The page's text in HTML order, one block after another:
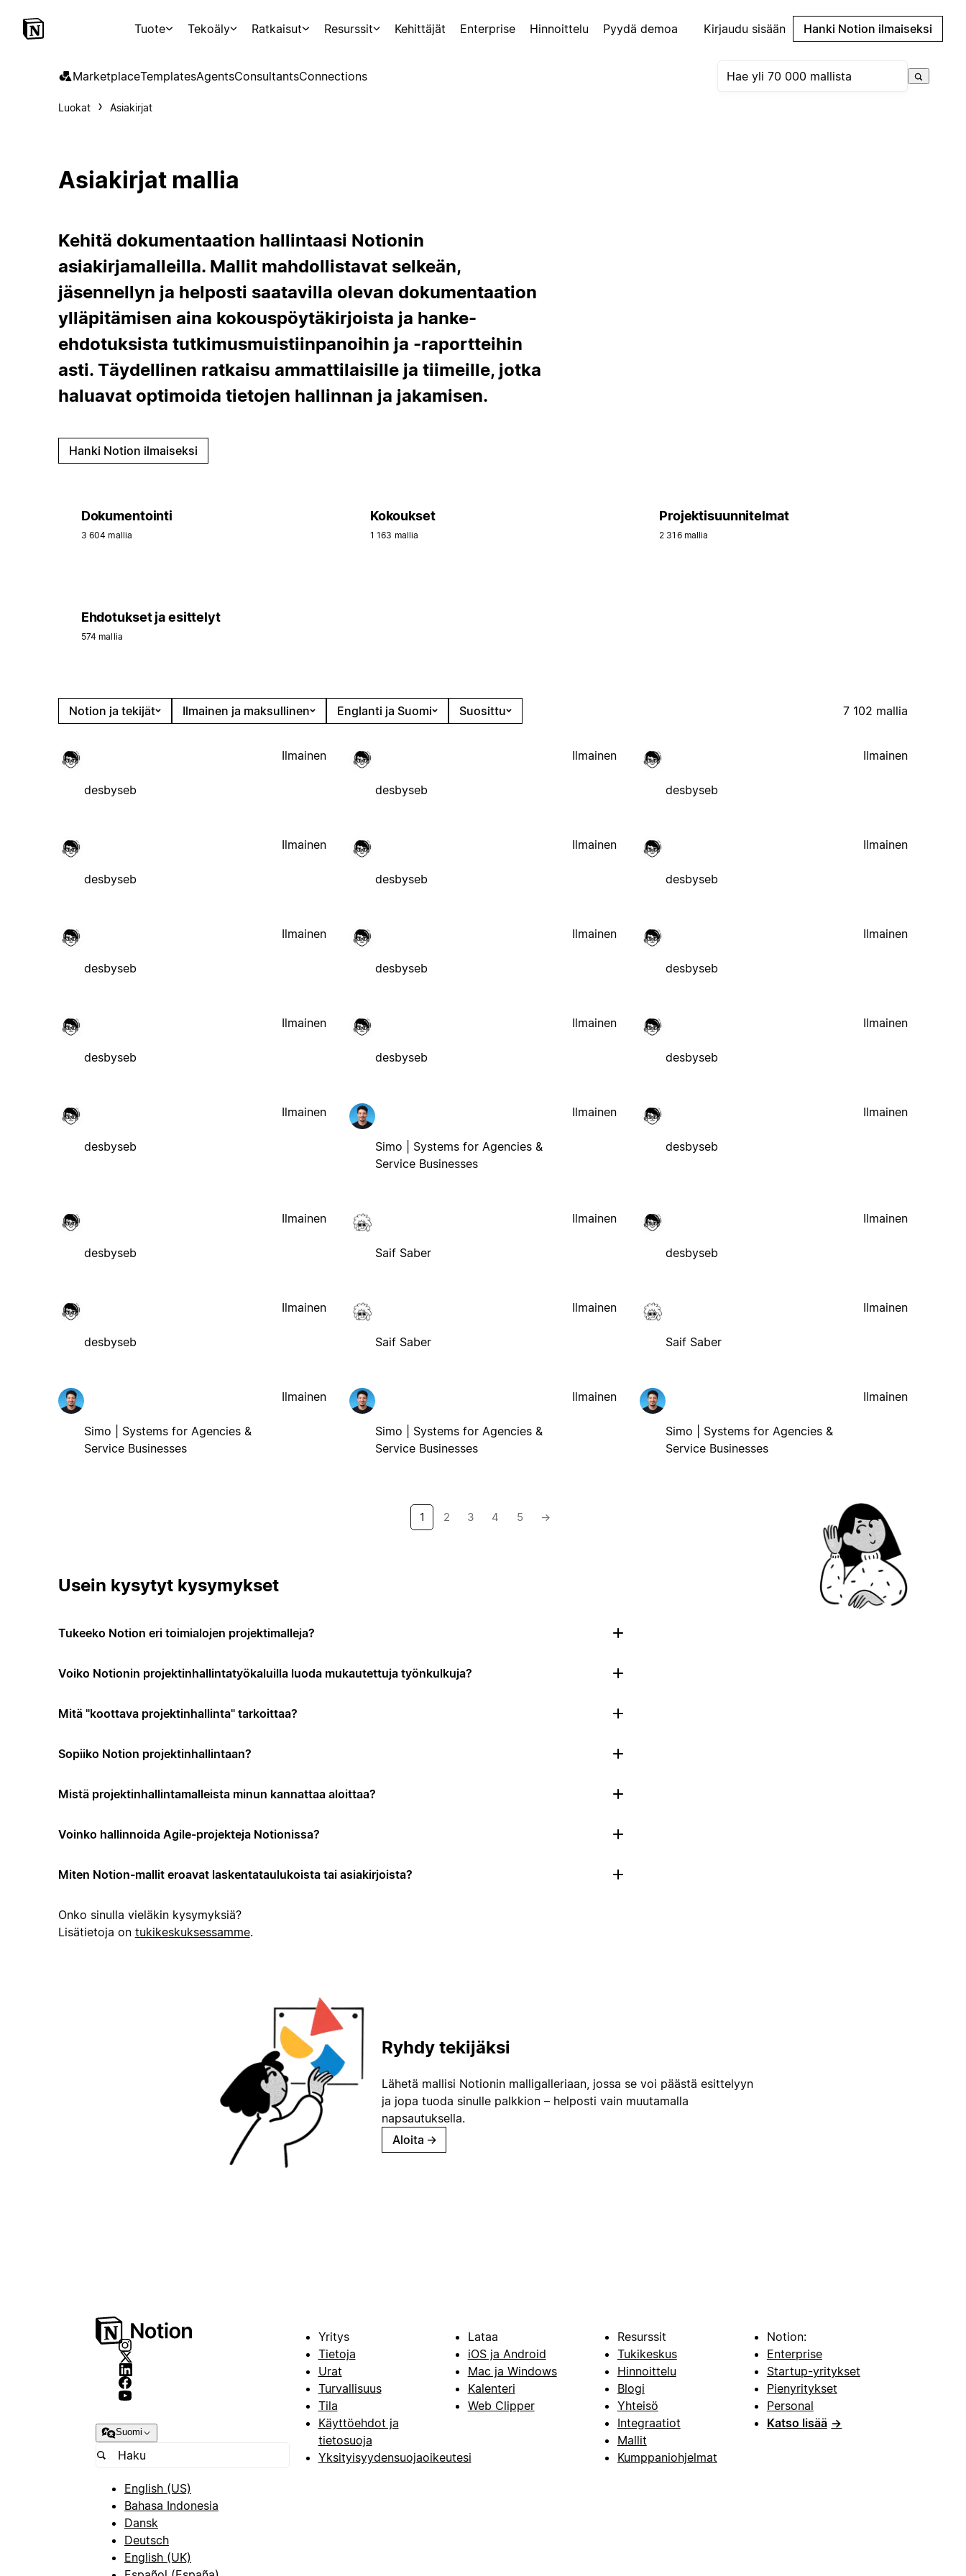
Tuote Tekoäly Ratkaisut Resurssit Kehittäjät Enterprise Hinnoittelu Pyydä demoa Kirjaudu sisään Hanki Notion ilmaiseksi
MarketplaceTemplatesAgentsConsultantsConnections
Luokat Asiakirjat
Asiakirjat mallia
Kehitä dokumentaation hallintaasi Notionin
asiakirjamalleilla. Mallit mahdollistavat selkeän,
jäsennellyn ja helposti saatavilla olevan dokumentaation
ylläpitämisen aina kokouspöytäkirjoista ja hanke-
ehdotuksista tutkimusmuistiinpanoihin ja -raportteihin
asti. Täydellinen ratkaisu ammattilaisille ja tiimeille, jotka
haluavat optimoida tietojen hallinnan ja jakamisen.
Hanki Notion ilmaiseksi
Dokumentointi
3 604 mallia
Kokoukset
1 163 mallia
Projektisuunnitelmat
2 316 mallia
Ehdotukset ja esittelyt
574 mallia
Notion ja tekijät Ilmainen ja maksullinen Englanti ja Suomi Suosittu 7 102 mallia
desbyseb
Ilmainen
desbyseb
Ilmainen
desbyseb
Ilmainen
desbyseb
Ilmainen
desbyseb
Ilmainen
desbyseb
Ilmainen
desbyseb
Ilmainen
desbyseb
Ilmainen
desbyseb
Ilmainen
desbyseb
Ilmainen
desbyseb
Ilmainen
desbyseb
Ilmainen
desbyseb
Ilmainen
Simo | Systems for Agencies &
Service Businesses
Ilmainen
desbyseb
Ilmainen
desbyseb
Ilmainen
Saif Saber
Ilmainen
desbyseb
Ilmainen
desbyseb
Ilmainen
Saif Saber
Ilmainen
Saif Saber
Ilmainen
Simo | Systems for Agencies &
Service Businesses
Ilmainen
Simo | Systems for Agencies &
Service Businesses
Ilmainen
Simo | Systems for Agencies &
Service Businesses
Ilmainen
1 2 3 4 5 →
Usein kysytyt kysymykset
Tukeeko Notion eri toimialojen projektimalleja?
Voiko Notionin projektinhallintatyökaluilla luoda mukautettuja työnkulkuja?
Mitä "koottava projektinhallinta" tarkoittaa?
Sopiiko Notion projektinhallintaan?
Mistä projektinhallintamalleista minun kannattaa aloittaa?
Voinko hallinnoida Agile-projekteja Notionissa?
Miten Notion-mallit eroavat laskentataulukoista tai asiakirjoista?
Onko sinulla vieläkin kysymyksiä?
Lisätietoja on tukikeskuksessamme.
Ryhdy tekijäksi
Lähetä mallisi Notionin malligalleriaan, jossa se voi päästä esittelyyn
ja jopa tuoda sinulle palkkion – helposti vain muutamalla
napsautuksella.
Aloita →
Suomi
English (US)
Bahasa Indonesia
Dansk
Deutsch
English (UK)
Yritys
Tietoja
Urat
Turvallisuus
Tila
Käyttöehdot ja
tietosuoja
Yksityisyydensuojaoikeutesi
Lataa
iOS ja Android
Mac ja Windows
Kalenteri
Web Clipper
Resurssit
Tukikeskus
Hinnoittelu
Blogi
Yhteisö
Integraatiot
Mallit
Kumppaniohjelmat
Notion:
Enterprise
Startup-yritykset
Pienyritykset
Personal
Katso lisää →